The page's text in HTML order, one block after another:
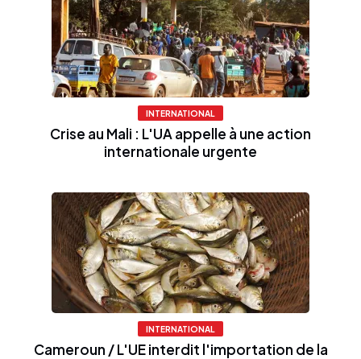
INTERNATIONAL
Crise au Mali : L'UA appelle à une action
internationale urgente
INTERNATIONAL
Cameroun / L'UE interdit l'importation de la